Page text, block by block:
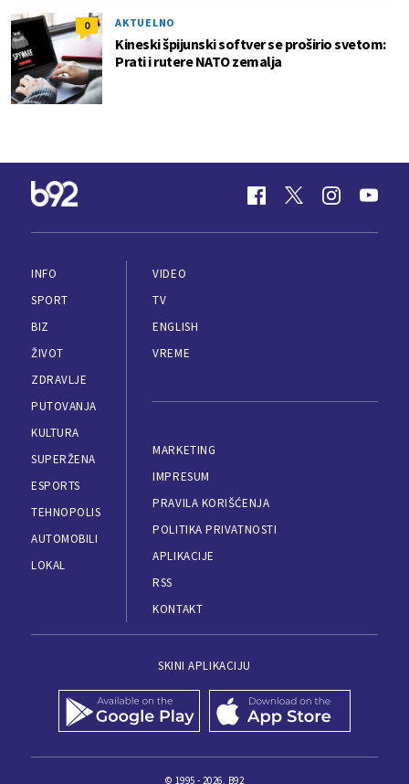
0 AKTUELNO
Kineski špijunski softver se proširio svetom:
Prati i rutere NATO zemalja
INFO
SPORT
BIZ
ŽIVOT
ZDRAVLJE
PUTOVANJA
KULTURA
SUPERŽENA
ESPORTS
TEHNOPOLIS
AUTOMOBILI
LOKAL
VIDEO
TV
ENGLISH
VREME
MARKETING
IMPRESUM
PRAVILA KORIŠĆENJA
POLITIKA PRIVATNOSTI
APLIKACIJE
RSS
KONTAKT
SKINI APLIKACIJU
© 1995 - 2026, B92